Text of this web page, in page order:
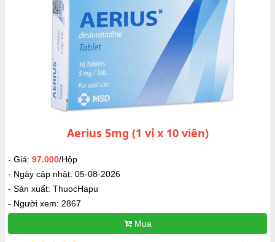
Aerius 5mg (1 vỉ x 10 viên)
- Giá: 97.000/Hộp
- Ngày cập nhật: 05-08-2026
- Sản xuất: ThuocHapu
- Người xem: 2867
Mua